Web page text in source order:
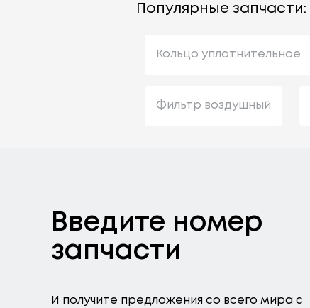
Популярные запчасти:
Кольцо уплотнительное
Фильтр воздушный
Введите номер
запчасти
И получите предложения со всего мира с